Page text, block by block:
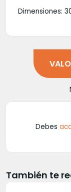
Dimensiones:
Debes
También te